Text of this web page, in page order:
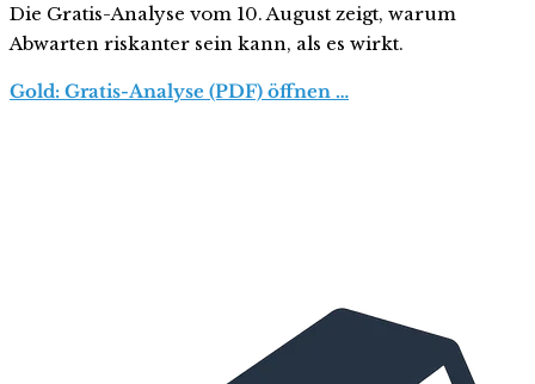
Die Gratis-Analyse vom 10. August zeigt, warum
Abwarten riskanter sein kann, als es wirkt.
Gold: Gratis-Analyse (PDF) öffnen …